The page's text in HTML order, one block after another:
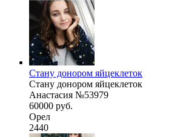
Стану донором яйцеклеток
Стану донором яйцеклеток
Анастасия №53979
60000 руб.
Орел
2440